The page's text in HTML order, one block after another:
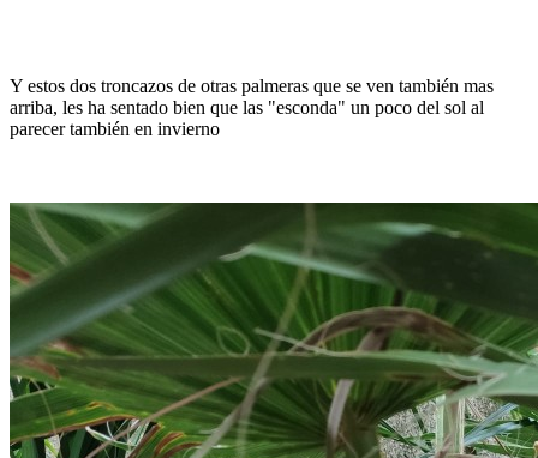
Y estos dos troncazos de otras palmeras que se ven también mas
arriba, les ha sentado bien que las "esconda" un poco del sol al
parecer también en invierno